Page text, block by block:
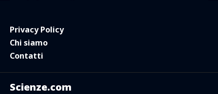
Scienze.com
Privacy Policy
Chi siamo
Contatti